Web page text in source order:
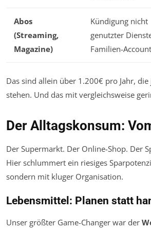
Abos
(Streaming,
Magazine)
Kündigung nicht
genutzter
Familien-
Das sind allein über 1.200€ pro Jahr,
stehen. Und das mit vergleichsweise
Der Alltagskonsum:
Der Supermarkt. Der Online-Shop. Der
Hier schlummert ein riesiges
sondern mit kluger Organisation.
Lebensmittel: Planen statt
Unser größter Game-Changer war der